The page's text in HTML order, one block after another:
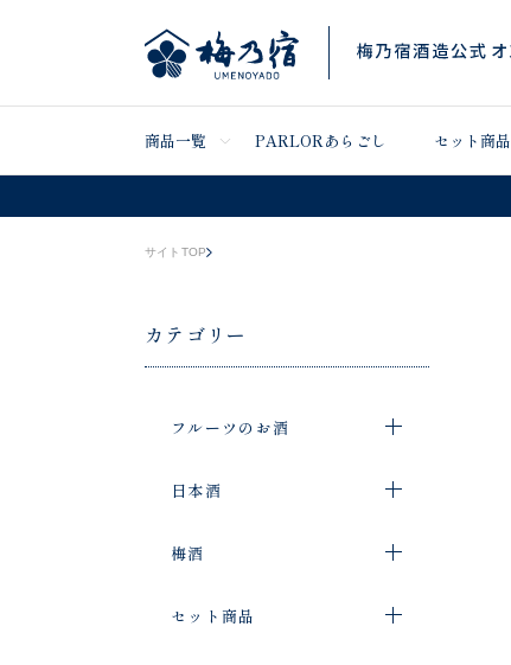
商品一覧 PARLORあらごし セット商品
サイトTOP
カテゴリー
フルーツのお酒
日本酒
梅酒
セット商品